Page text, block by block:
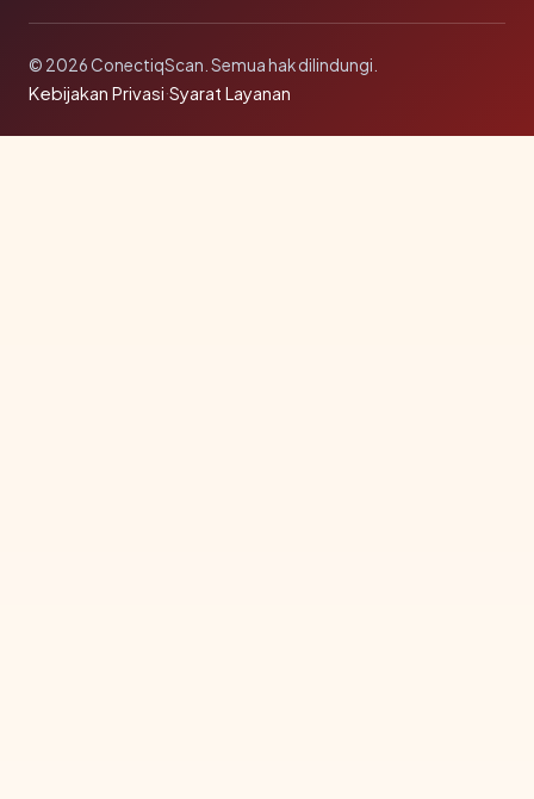
© 2026 ConectiqScan. Semua hak dilindungi.
Kebijakan Privasi·Syarat Layanan